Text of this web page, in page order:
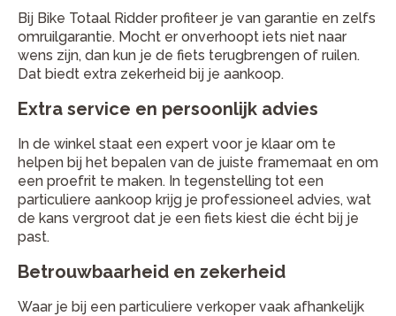
Bij Bike Totaal Ridder profiteer je van garantie en zelfs
omruilgarantie. Mocht er onverhoopt iets niet naar
wens zijn, dan kun je de fiets terugbrengen of ruilen.
Dat biedt extra zekerheid bij je aankoop.
Extra service en persoonlijk advies
In de winkel staat een expert voor je klaar om te
helpen bij het bepalen van de juiste framemaat en om
een proefrit te maken. In tegenstelling tot een
particuliere aankoop krijg je professioneel advies, wat
de kans vergroot dat je een fiets kiest die écht bij je
past.
Betrouwbaarheid en zekerheid
Waar je bij een particuliere verkoper vaak afhankelijk